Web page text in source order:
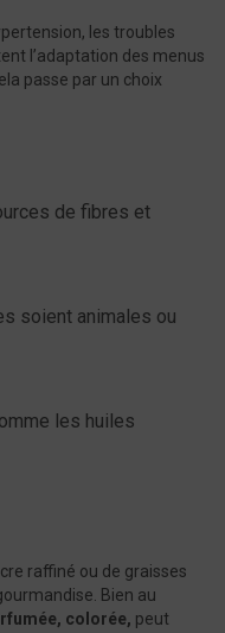
les troubles
l’adaptation des menus
passe par un choix
de fibres et
soient animales ou
les huiles
raffiné ou de graisses
Bien au
colorée, peut